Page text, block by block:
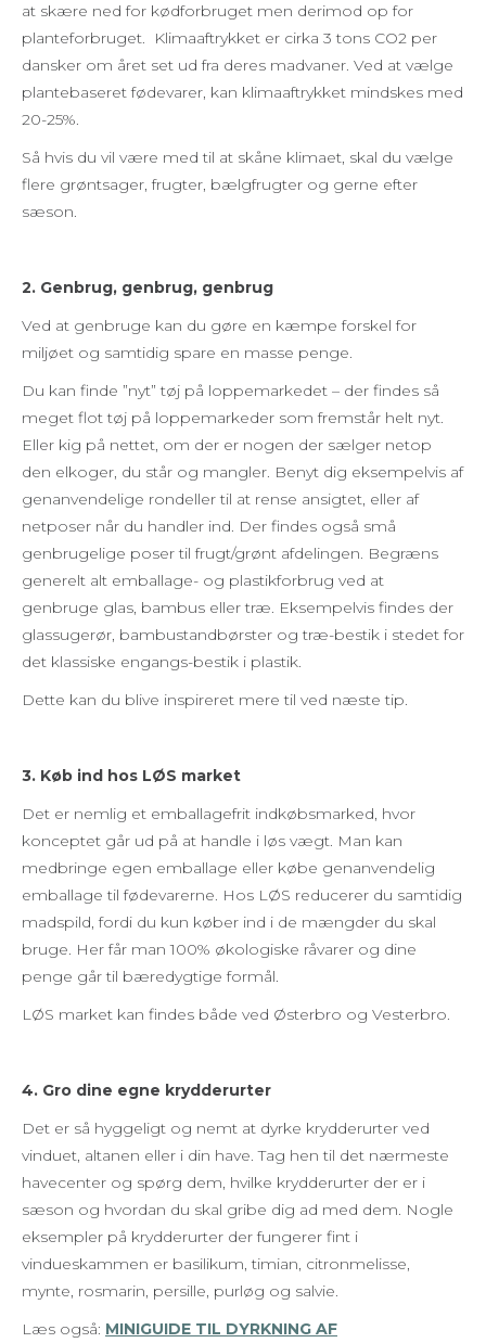
at skære ned for kødforbruget men derimod op for
planteforbruget. Klimaaftrykket er cirka 3 tons CO2 per
dansker om året set ud fra deres madvaner. Ved at vælge
plantebaseret fødevarer, kan klimaaftrykket mindskes med
20-25%.
Så hvis du vil være med til at skåne klimaet, skal du vælge
flere grøntsager, frugter, bælgfrugter og gerne efter
sæson.
2. Genbrug, genbrug, genbrug
Ved at genbruge kan du gøre en kæmpe forskel for
miljøet og samtidig spare en masse penge.
Du kan finde ”nyt” tøj på loppemarkedet – der findes så
meget flot tøj på loppemarkeder som fremstår helt nyt.
Eller kig på nettet, om der er nogen der sælger netop
den elkoger, du står og mangler. Benyt dig eksempelvis af
genanvendelige rondeller til at rense ansigtet, eller af
netposer når du handler ind. Der findes også små
genbrugelige poser til frugt/grønt afdelingen. Begræns
generelt alt emballage- og plastikforbrug ved at
genbruge glas, bambus eller træ. Eksempelvis findes der
glassugerør, bambustandbørster og træ-bestik i stedet for
det klassiske engangs-bestik i plastik.
Dette kan du blive inspireret mere til ved næste tip.
3. Køb ind hos LØS market
Det er nemlig et emballagefrit indkøbsmarked, hvor
konceptet går ud på at handle i løs vægt. Man kan
medbringe egen emballage eller købe genanvendelig
emballage til fødevarerne. Hos LØS reducerer du samtidig
madspild, fordi du kun køber ind i de mængder du skal
bruge. Her får man 100% økologiske råvarer og dine
penge går til bæredygtige formål.
LØS market kan findes både ved Østerbro og Vesterbro.
4. Gro dine egne krydderurter
Det er så hyggeligt og nemt at dyrke krydderurter ved
vinduet, altanen eller i din have. Tag hen til det nærmeste
havecenter og spørg dem, hvilke krydderurter der er i
sæson og hvordan du skal gribe dig ad med dem. Nogle
eksempler på krydderurter der fungerer fint i
vindueskammen er basilikum, timian, citronmelisse,
mynte, rosmarin, persille, purløg og salvie.
Læs også: MINIGUIDE TIL DYRKNING AF